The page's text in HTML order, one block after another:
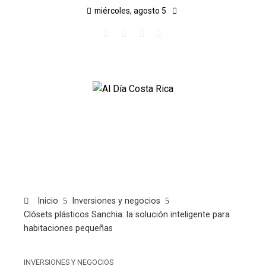
miércoles, agosto 5
Inicio
Inversiones y negocios
Clósets plásticos Sanchia: la solución inteligente para
habitaciones pequeñas
INVERSIONES Y NEGOCIOS